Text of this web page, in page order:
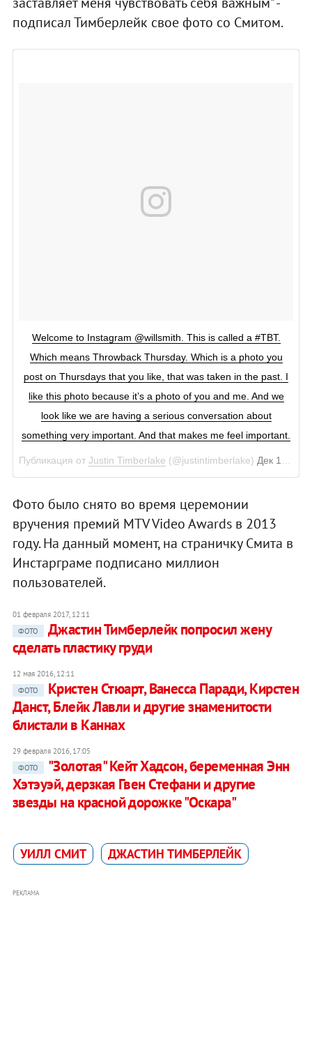
подписал Тимберлейк свое фото со Смитом.
Welcome to Instagram @willsmith. This is called a #TBT.
Which means Throwback Thursday. Which is a photo you
post on Thursdays that you like, that was taken in the past. I
like this photo because it’s a photo of you and me. And we
look like we are having a serious conversation about
something very important. And that makes me feel important.
Публикация от Justin Timberlake (@justintimberlake) Дек 14 2017 в 4:43 PST
Фото было снято во время церемонии
вручения премий MTV Video Awards в 2013
году. На данный момент, на страничку Смита в
Инстарграме подписано миллион
пользователей.
01 февраля 2017, 12:11
ФОТО
Джастин Тимберлейк попросил жену
сделать пластику груди
12 мая 2016, 12:11
ФОТО
Кристен Стюарт, Ванесса Паради, Кирстен
Данст, Блейк Лавли и другие знаменитости
блистали в Каннах
29 февраля 2016, 17:05
ФОТО
"Золотая" Кейт Хадсон, беременная Энн
Хэтэуэй, дерзкая Гвен Стефани и другие
звезды на красной дорожке "Оскара"
УИЛЛ СМИТ ДЖАСТИН ТИМБЕРЛЕЙК
РЕКЛАМА